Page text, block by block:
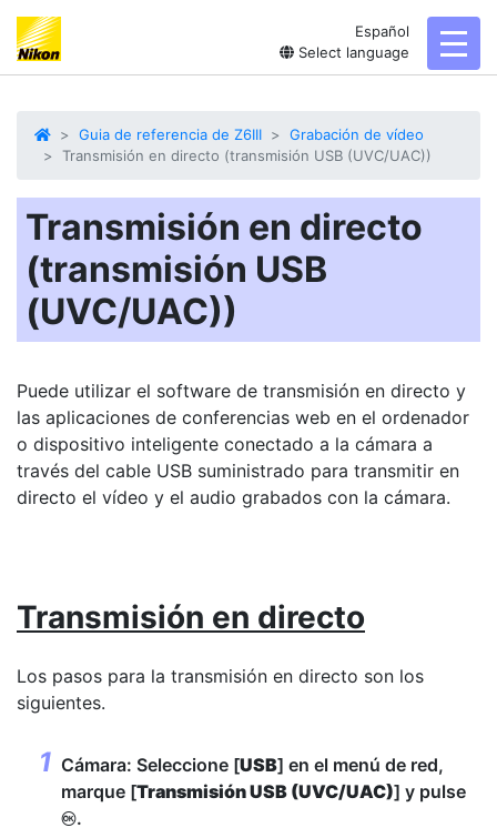
Español
Select language
Guia de referencia de Z6III
Grabación de vídeo
Transmisión en directo (transmisión USB (UVC/UAC))
Transmisión en directo
(transmisión USB
(UVC/UAC))
Puede utilizar el software de transmisión en directo y
las aplicaciones de conferencias web en el ordenador
o dispositivo inteligente conectado a la cámara a
través del cable USB suministrado para transmitir en
directo el vídeo y el audio grabados con la cámara.
Transmisión en directo
Los pasos para la transmisión en directo son los
siguientes.
Cámara: Seleccione [USB] en el menú de red,
marque [Transmisión USB (UVC/UAC)] y pulse
J.